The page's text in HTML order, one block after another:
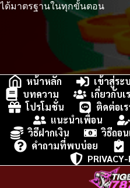
ได้มาตรฐานในทุกขั้นตอน
หน้าหลัก เข้าสู่ระ
บทความ
เกี่ยวกับเ
โปรโมชั่น
ติดต่อเร
แนะนำเพื่อน
วิธีฝากเงิน
วิธีถอน
คำถามที่พบบ่อย